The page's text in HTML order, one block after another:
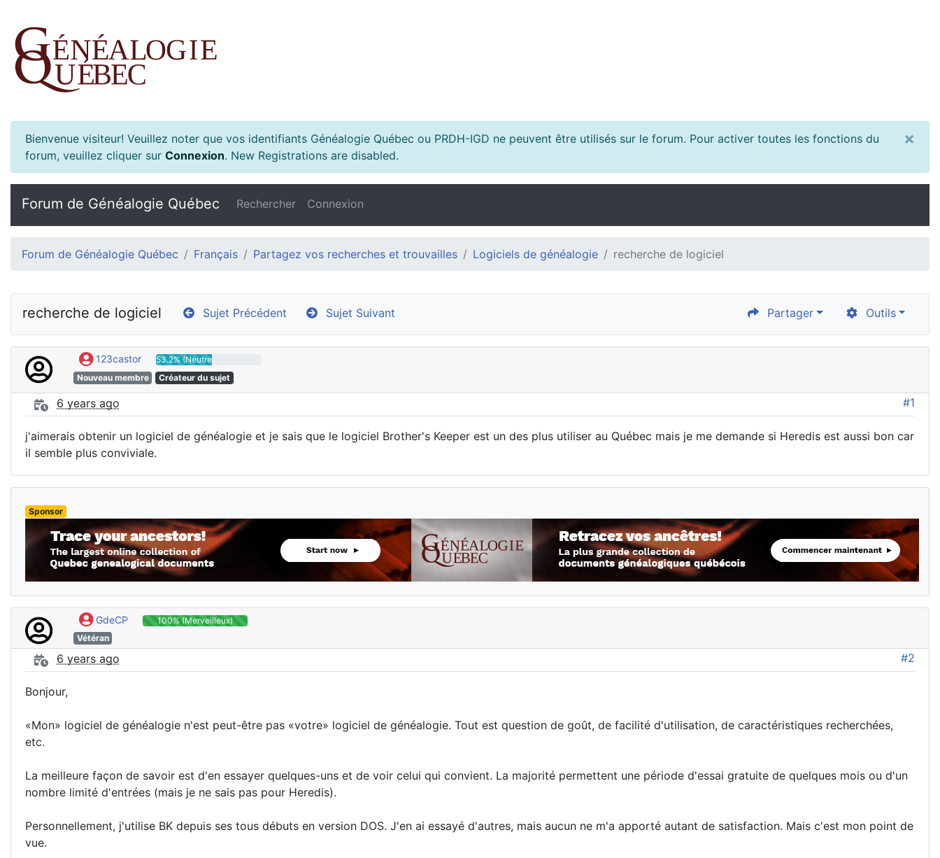
Bienvenue visiteur! Veuillez noter que vos identifiants Généalogie Québec ou PRDH-IGD ne peuvent être utilisés sur le forum. Pour activer toutes les fonctions du
forum, veuillez cliquer sur Connexion. New Registrations are disabled.
×
Forum de Généalogie Québec Rechercher Connexion
Forum de Généalogie Québec Français Partagez vos recherches et trouvailles Logiciels de généalogie recherche de logiciel
recherche de logiciel Sujet Précédent Sujet Suivant Partager Outils
123castor
53.2% (Neutre)
Nouveau membre
Créateur du sujet
6 years ago #1
j'aimerais obtenir un logiciel de généalogie et je sais que le logiciel Brother's Keeper est un des plus utiliser au Québec mais je me demande si Heredis est aussi bon car
il semble plus conviviale.
Sponsor
GdeCP
100% (Merveilleux)
Vétéran
6 years ago #2
Bonjour,
«Mon» logiciel de généalogie n'est peut-être pas «votre» logiciel de généalogie. Tout est question de goût, de facilité d'utilisation, de caractéristiques recherchées,
etc.
La meilleure façon de savoir est d'en essayer quelques-uns et de voir celui qui convient. La majorité permettent une période d'essai gratuite de quelques mois ou d'un
nombre limité d'entrées (mais je ne sais pas pour Heredis).
Personnellement, j'utilise BK depuis ses tous débuts en version DOS. J'en ai essayé d'autres, mais aucun ne m'a apporté autant de satisfaction. Mais c'est mon point de
vue.